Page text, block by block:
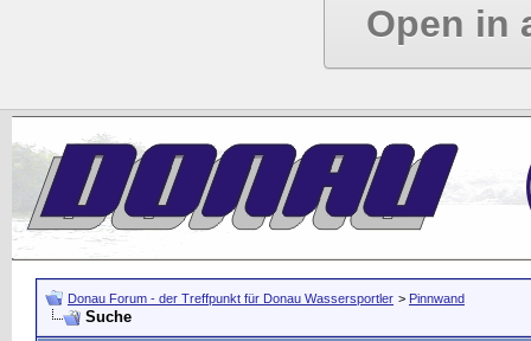
Open in
Donau Forum - der Treffpunkt für Donau Wassersportler > Pinnwand
Suche